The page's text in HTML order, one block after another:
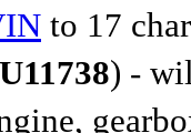
to 17
) -